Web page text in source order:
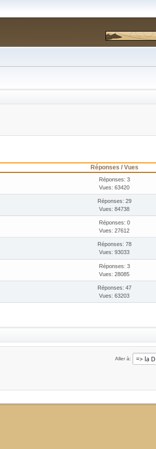
Réponses / Vues
Réponses: 3
Vues: 63420
Réponses: 29
Vues: 84738
Réponses: 0
Vues: 27612
Réponses: 78
Vues: 93033
Réponses: 3
Vues: 28085
Réponses: 47
Vues: 63203
Aller à